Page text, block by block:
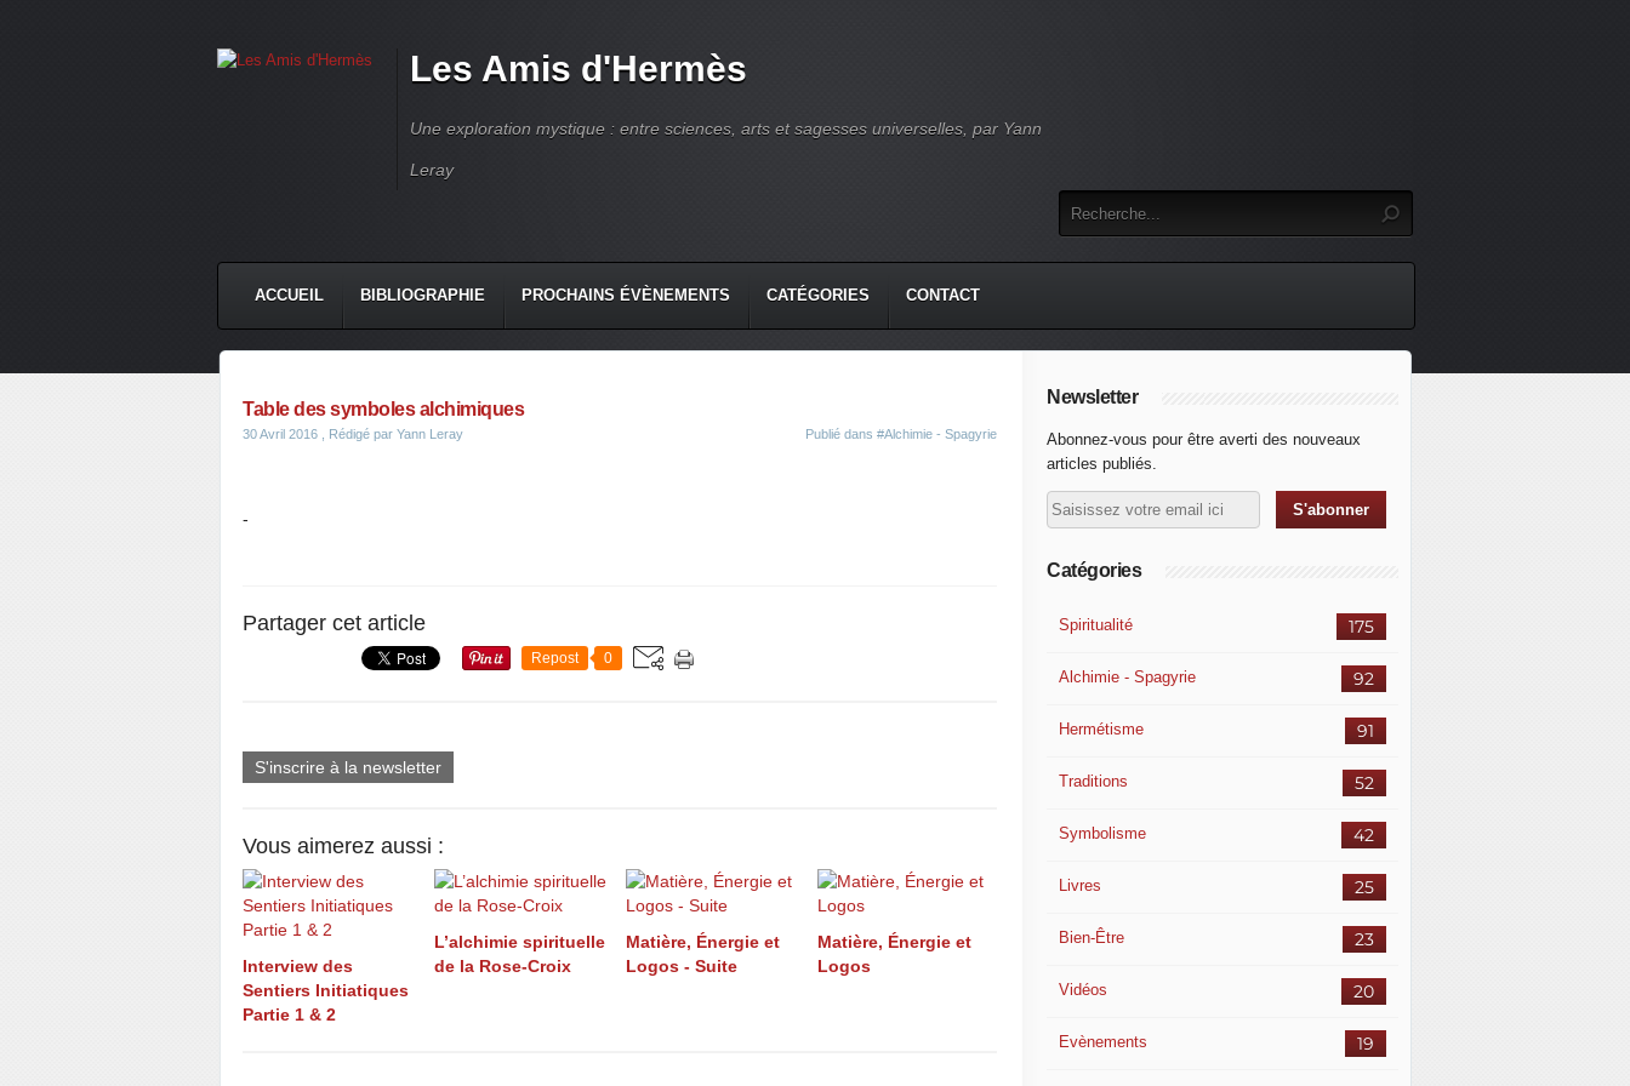
Les Amis d'Hermès
Une exploration mystique : entre sciences, arts et sagesses universelles, par Yann
Leray
ACCUEIL BIBLIOGRAPHIE PROCHAINS ÉVÈNEMENTS CATÉGORIES CONTACT
Table des symboles alchimiques
30 Avril 2016 , Rédigé par Yann Leray Publié dans #Alchimie - Spagyrie
-
Partager cet article
Repost 0
S'inscrire à la newsletter
Vous aimerez aussi :
Interview des
Sentiers Initiatiques
Partie 1 & 2
L’alchimie spirituelle
de la Rose-Croix
Matière, Énergie et
Logos - Suite
Matière, Énergie et
Logos
Newsletter
Abonnez-vous pour être averti des nouveaux
articles publiés.
Catégories
175
Spiritualité
92
Alchimie - Spagyrie
91
Hermétisme
52
Traditions
42
Symbolisme
25
Livres
23
Bien-Être
20
Vidéos
19
Evènements